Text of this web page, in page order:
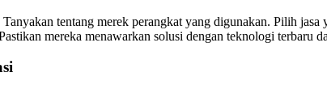
Tanyakan tentang merek perangkat yang digunakan. Pilih
mereka menawarkan solusi dengan teknologi terbaru